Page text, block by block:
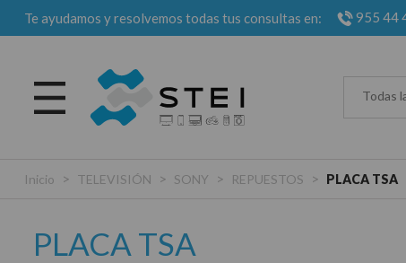
Te ayudamos y resolvemos todas tus consultas en: 955 44
Todas
Inicio > TELEVISIÓN > SONY > REPUESTOS > PLACA TSA
PLACA TSA